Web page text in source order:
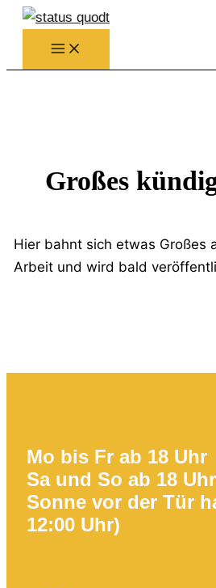
Zum
Inhalt
springen
Großes
Hier bahnt sich etwas Großes
Arbeit und wird bald
Mo bis Fr ab 18 Uhr
Sa und So ab 18
Sonne vor der Tür
12:00 Uhr)